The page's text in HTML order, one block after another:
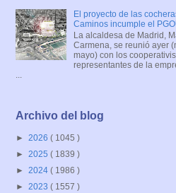
El proyecto de las
Caminos incumple el
La alcaldesa de Madrid,
Carmena, se reunió ayer
mayo) con los
representantes de la
...
Archivo del blog
► 2026 ( 1045 )
► 2025 ( 1839 )
► 2024 ( 1986 )
► 2023 ( 1557 )